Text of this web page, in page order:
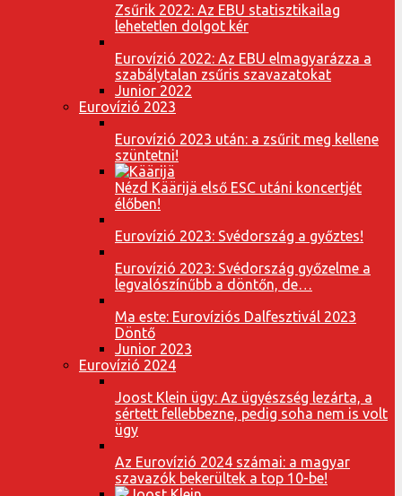
Zsűrik 2022: Az EBU statisztikailag
lehetetlen dolgot kér
Eurovízió 2022: Az EBU elmagyarázza a
szabálytalan zsűris szavazatokat
Junior 2022
Eurovízió 2023
Eurovízió 2023 után: a zsűrit meg kellene
szüntetni!
Nézd Käärijä első ESC utáni koncertjét
élőben!
Eurovízió 2023: Svédország a győztes!
Eurovízió 2023: Svédország győzelme a
legvalószínűbb a döntőn, de…
Ma este: Eurovíziós Dalfesztivál 2023
Döntő
Junior 2023
Eurovízió 2024
Joost Klein ügy: Az ügyészség lezárta, a
sértett fellebbezne, pedig soha nem is volt
ügy
Az Eurovízió 2024 számai: a magyar
szavazók bekerültek a top 10-be!